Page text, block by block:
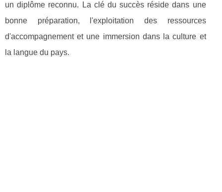
un diplôme reconnu. La clé du succès réside dans une
bonne préparation, l'exploitation des ressources
d'accompagnement et une immersion dans la culture et
la langue du pays.